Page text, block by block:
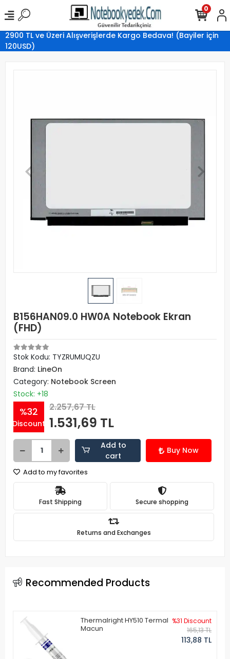
2900 TL ve Üzeri Alışverişlerde Kargo Bedava! (Bayiler için
120USD)
0
B156HAN09.0 HW0A Notebook Ekran
(FHD)
Stok Kodu: TYZRUMUQZU
Brand: LineOn
Category: Notebook Screen
Stock: +18
%32
Discount
2.257,67 TL
1.531,69 TL
Add to
cart
Buy Now
Add to my favorites
Fast Shipping Secure shopping
Returns and Exchanges
Recommended Products
Thermalright HY510 Termal
Macun
%31 Discount
165,13 TL
113,88 TL